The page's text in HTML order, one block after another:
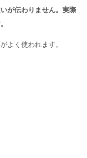
が伝わりません。実際
よく使われます。